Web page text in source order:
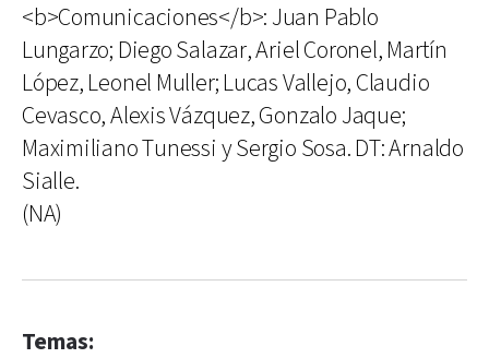
<b>Comunicaciones</b>: Juan Pablo
Lungarzo; Diego Salazar, Ariel Coronel, Martín
López, Leonel Muller; Lucas Vallejo, Claudio
Cevasco, Alexis Vázquez, Gonzalo Jaque;
Maximiliano Tunessi y Sergio Sosa. DT: Arnaldo
Sialle.
(NA)
Temas: